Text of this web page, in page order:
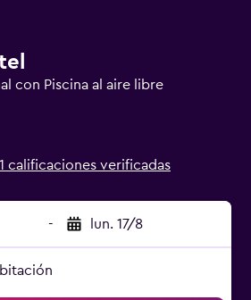
con Piscina al aire libre
calificaciones verificadas
- lun. 17/8